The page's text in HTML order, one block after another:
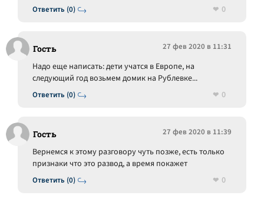
Ответить (0)
0
Гость 27 фев 2020 в 11:31
Ответить (0)
Надо еще написать: дети учатся в Европе, на
следующий год возьмем домик на Рублевке...
0
Гость 27 фев 2020 в 11:39
Ответить (0)
Вернемся к этому разговору чуть позже, есть только
признаки что это развод, а время покажет
0